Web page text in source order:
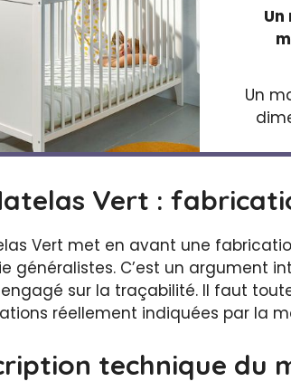
Un
Vert :
Vert met en avant une
généralistes. C’est un argument
sur la traçabilité. Il faut
réellement indiquées par la
technique du